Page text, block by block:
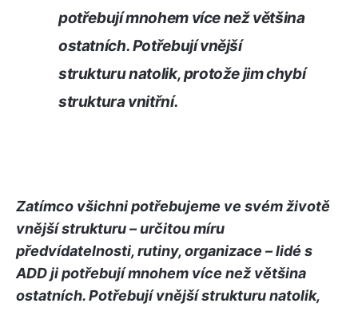
potřebují mnohem více než většina
ostatních. Potřebují vnější
strukturu natolik, protože jim chybí
struktura vnitřní.
Zatímco všichni potřebujeme ve svém životě
vnější strukturu – určitou míru
předvídatelnosti, rutiny, organizace – lidé s
ADD ji potřebují mnohem více než většina
ostatních. Potřebují vnější strukturu natolik,